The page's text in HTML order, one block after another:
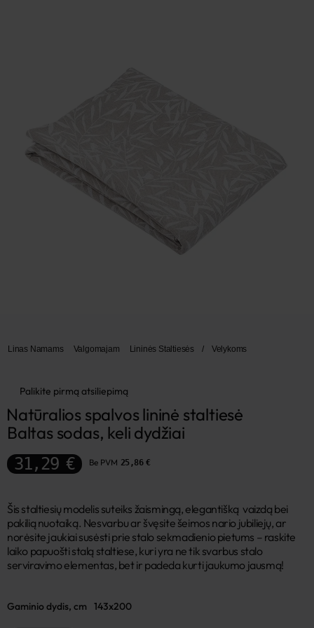
Linas Namams Valgomajam Lininės Staltiesės / Velykoms
Palikite pirmą atsiliepimą
Natūralios spalvos lininė staltiesė
Baltas sodas, keli dydžiai
31,29 € Be PVM 25,86 €
Šis staltiesių modelis suteiks žaismingą, elegantišką vaizdą bei
pakilią nuotaiką. Nesvarbu ar švęsite šeimos nario jubiliejų, ar
norėsite jaukiai susėsti prie stalo sekmadienio pietums – raskite
laiko papuošti stalą staltiese, kuri yra ne tik svarbus stalo
serviravimo elementas, bet ir padeda kurti jaukumo jausmą!
Gaminio dydis, cm 143x200